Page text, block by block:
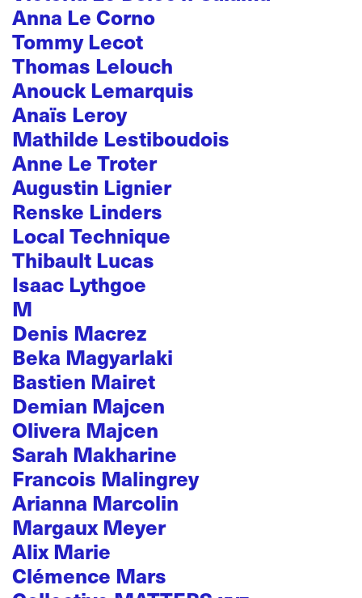
Anna Le Corno
Tommy Lecot
Thomas Lelouch
Anouck Lemarquis
Anaïs Leroy
Mathilde Lestiboudois
Anne Le Troter
Augustin Lignier
Renske Linders
Local Technique
Thibault Lucas
Isaac Lythgoe
M
Denis Macrez
Beka Magyarlaki
Bastien Mairet
Demian Majcen
Olivera Majcen
Sarah Makharine
Francois Malingrey
Arianna Marcolin
Margaux Meyer
Alix Marie
Clémence Mars